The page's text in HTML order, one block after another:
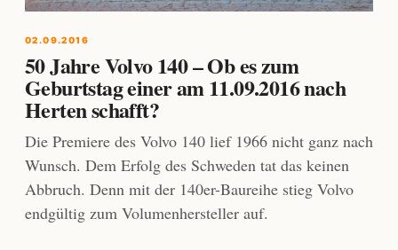
02.09.2016
50 Jahre Volvo 140 – Ob es zum
Geburtstag einer am 11.09.2016 nach
Herten schafft?
Die Premiere des Volvo 140 lief 1966 nicht ganz nach
Wunsch. Dem Erfolg des Schweden tat das keinen
Abbruch. Denn mit der 140er-Baureihe stieg Volvo
endgültig zum Volumenhersteller auf.